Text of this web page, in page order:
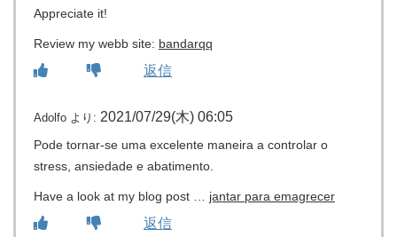
Appreciate it!
Review my webb site: bandarqq
返信
Adolfo より: 2021/07/29(木) 06:05
Pode tornar-se uma excelente maneira a controlar o
stress, ansiedade e abatimento.
Have a look at my blog post … jantar para emagrecer
返信